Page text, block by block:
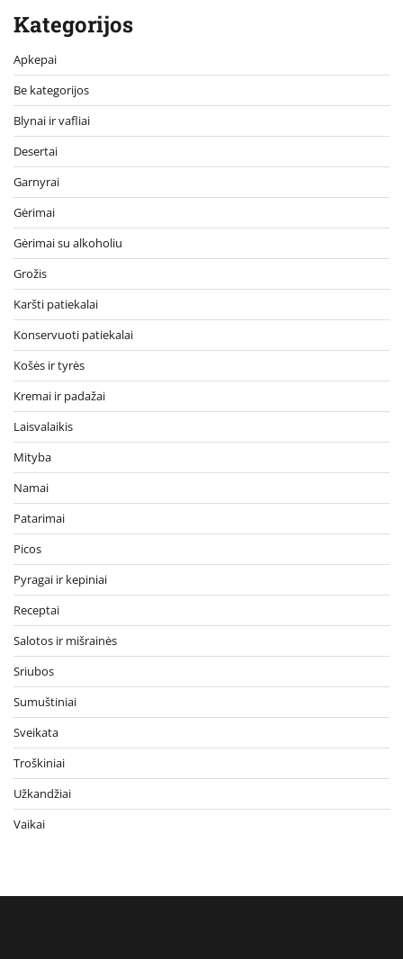
Kategorijos
Apkepai
Be kategorijos
Blynai ir vafliai
Desertai
Garnyrai
Gėrimai
Gėrimai su alkoholiu
Grožis
Karšti patiekalai
Konservuoti patiekalai
Košės ir tyrės
Kremai ir padažai
Laisvalaikis
Mityba
Namai
Patarimai
Picos
Pyragai ir kepiniai
Receptai
Salotos ir mišrainės
Sriubos
Sumuštiniai
Sveikata
Troškiniai
Užkandžiai
Vaikai